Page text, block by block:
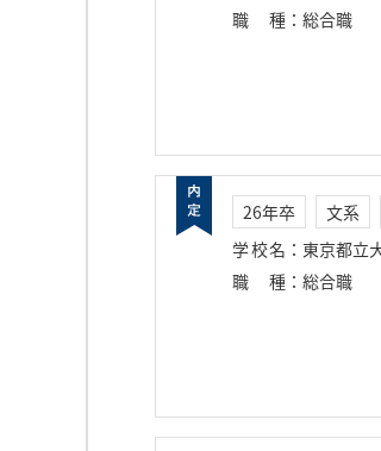
職種 ： 総合職
26年卒 文系
学校名 ： 東京都立
職種 ： 総合職